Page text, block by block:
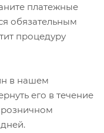
платежные
обязательным
процедуру
в нашем
его в течение
розничном